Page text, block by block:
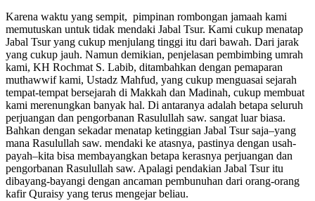
Karena waktu yang sempit, pimpinan rombongan jamaah kami
memutuskan untuk tidak mendaki Jabal Tsur. Kami cukup menatap
Jabal Tsur yang cukup menjulang tinggi itu dari bawah. Dari jarak
yang cukup jauh. Namun demikian, penjelasan pembimbing umrah
kami, KH Rochmat S. Labib, ditambahkan dengan pemaparan
muthawwif kami, Ustadz Mahfud, yang cukup menguasai sejarah
tempat-tempat bersejarah di Makkah dan Madinah, cukup membuat
kami merenungkan banyak hal. Di antaranya adalah betapa seluruh
perjuangan dan pengorbanan Rasulullah saw. sangat luar biasa.
Bahkan dengan sekadar menatap ketinggian Jabal Tsur saja–yang
mana Rasulullah saw. mendaki ke atasnya, pastinya dengan usah-
payah–kita bisa membayangkan betapa kerasnya perjuangan dan
pengorbanan Rasulullah saw. Apalagi pendakian Jabal Tsur itu
dibayang-bayangi dengan ancaman pembunuhan dari orang-orang
kafir Quraisy yang terus mengejar beliau.